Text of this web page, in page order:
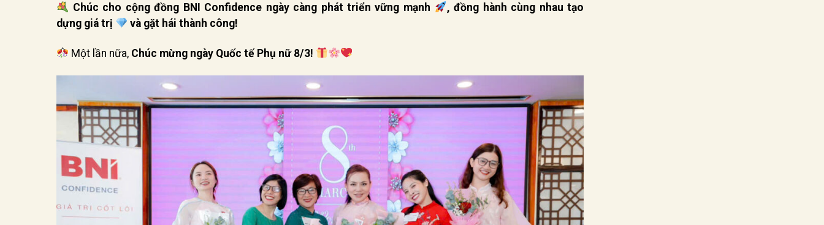
Chúc cho cộng đồng BNI Confidence ngày càng phát triển vững mạnh
, đồng hành cùng nhau tạo
dựng giá trị
và gặt hái thành công!
Một lần nữa, Chúc mừng ngày Quốc tế Phụ nữ 8/3!